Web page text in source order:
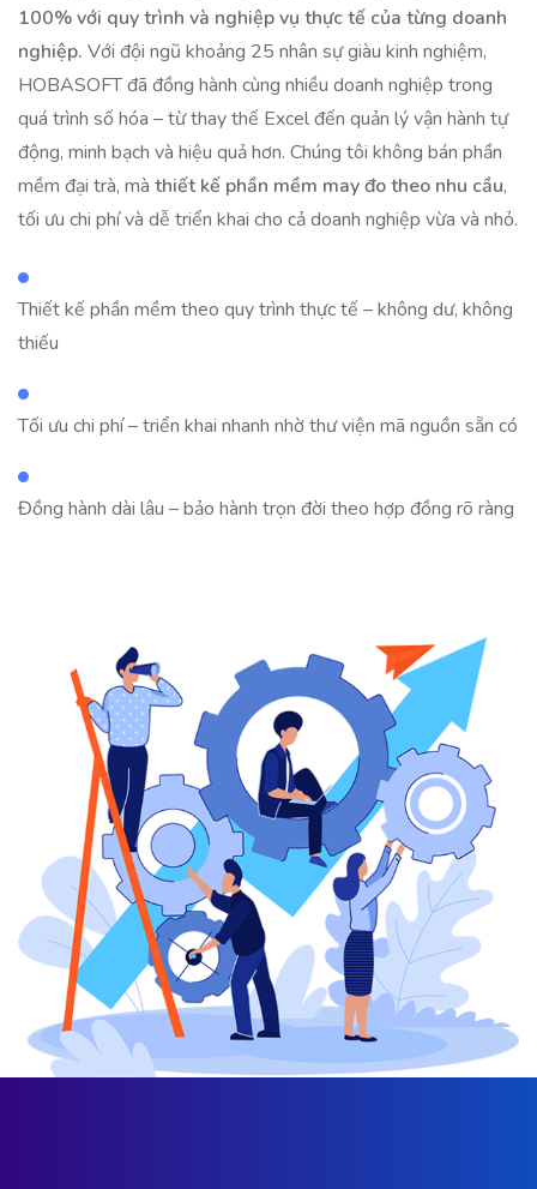
100% với quy trình và nghiệp vụ thực tế của từng doanh
nghiệp. Với đội ngũ khoảng 25 nhân sự giàu kinh nghiệm,
HOBASOFT đã đồng hành cùng nhiều doanh nghiệp trong
quá trình số hóa – từ thay thế Excel đến quản lý vận hành tự
động, minh bạch và hiệu quả hơn. Chúng tôi không bán phần
mềm đại trà, mà thiết kế phần mềm may đo theo nhu cầu,
tối ưu chi phí và dễ triển khai cho cả doanh nghiệp vừa và nhỏ.
Thiết kế phần mềm theo quy trình thực tế – không dư, không
thiếu
Tối ưu chi phí – triển khai nhanh nhờ thư viện mã nguồn sẵn có
Đồng hành dài lâu – bảo hành trọn đời theo hợp đồng rõ ràng